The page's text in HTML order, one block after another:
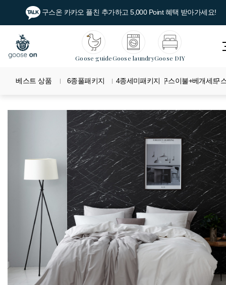
구스온 카카오 플친 추가하고 5,000 Point 혜택 받아가세요!
Goose guideGoose laundryGoose DIY
베스트 상품 6종풀패키지 4종세미패키지 구스이불+베개세트
구